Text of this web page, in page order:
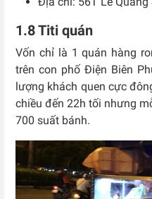
1.8 Titi quán
Vốn chỉ là 1 quán hàng
trên con phố Điện Biên
lượng khách quen cực
chiều đến 22h tối nhưng
700 suất bánh.